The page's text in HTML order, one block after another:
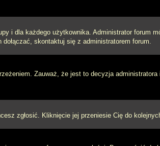
i dla każdego użytkownika. Administrator forum
skontaktuj się z administratorem forum.
Zauważ, że jest to decyzja
zgłosić. Kliknięcie jej przeniesie Cię do